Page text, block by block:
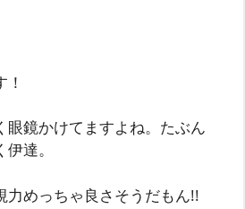
眼鏡かけてますよね。たぶん
達。
力めっちゃ良さそうだもん!!